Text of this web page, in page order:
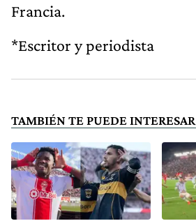
Francia.
*Escritor y periodista
TAMBIÉN TE PUEDE INTERESAR